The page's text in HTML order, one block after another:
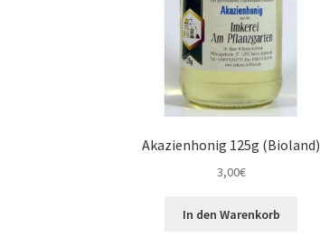
Akazienhonig 125g (Bioland)
3,00€
In den Warenkorb